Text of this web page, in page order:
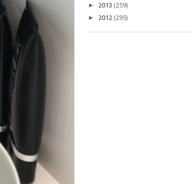
► 2013 (259)
► 2012 (295)